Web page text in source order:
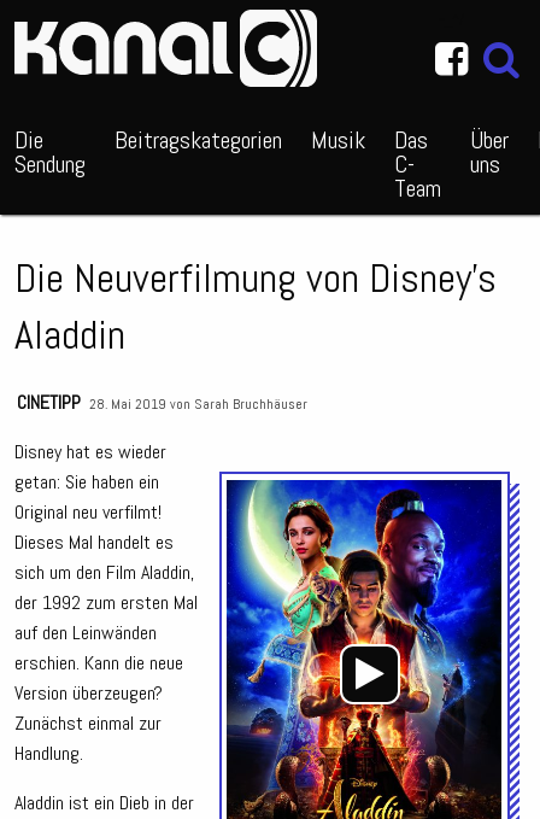
Die
Sendung
Beitragskategorien Musik Das
C-
Team
Über
uns
Die Neuverfilmung von Disney’s
Aladdin
CINETIPP 28. Mai 2019 von Sarah Bruchhäuser
Disney hat es wieder
getan: Sie haben ein
Original neu verfilmt!
Dieses Mal handelt es
sich um den Film Aladdin,
der 1992 zum ersten Mal
auf den Leinwänden
erschien. Kann die neue
Version überzeugen?
Zunächst einmal zur
Handlung.
Aladdin ist ein Dieb in der